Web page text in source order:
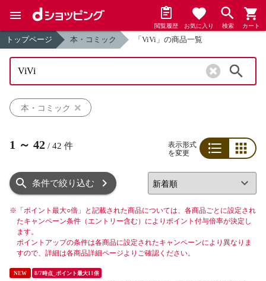
閲覧履歴 お気に入り 検索 カート
トップページ 本・コミック 「ViVi」の商品一覧
本・コミック
1 ～ 42 / 42 件
表示形式
を変更
条件で絞り込む
※ 「ポイント最大○倍」と記載された商品については、各商品ごとに設定され
たキャンペーン条件（エントリー含む）によりポイント付与倍率が決定し
ます。
ポイントアップの条件は各商品に設定されたキャンペーンにより異なりま
すので、詳細は各商品詳細ページよりご確認ください。
NEW 8/7時点_ポイント最大11倍